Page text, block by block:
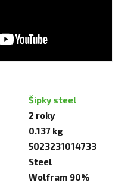
Šipky steel
2 roky
0.137 kg
5023231014733
Steel
Wolfram 90%